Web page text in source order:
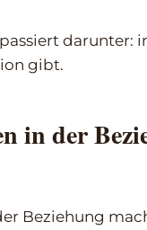
darunter:
gibt.
in der
Beziehung